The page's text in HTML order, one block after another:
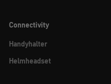
Connectivity
Handyhalter
Helmheadset